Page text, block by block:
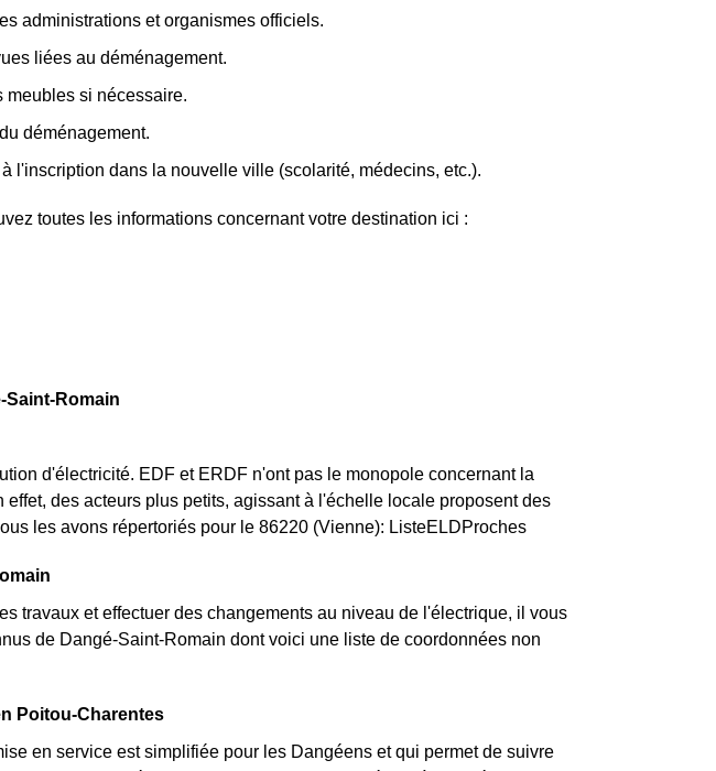
administrations et organismes officiels.
liées au déménagement.
meubles si nécessaire.
déménagement.
l'inscription dans la nouvelle ville (scolarité, médecins, etc.).
toutes les informations concernant votre destination ici :
Saint-Romain
d'électricité. EDF et ERDF n'ont pas le monopole concernant la
des acteurs plus petits, agissant à l'échelle locale proposent des
les avons répertoriés pour le 86220 (Vienne): ListeELDProches
travaux et effectuer des changements au niveau de l'électrique, il vous
de Dangé-Saint-Romain dont voici une liste de coordonnées non
Poitou-Charentes
en service est simplifiée pour les Dangéens et qui permet de suivre